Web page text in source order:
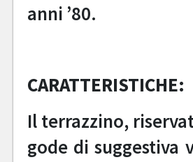
anni ’80.
CARATTERISTICHE:
Il terrazzino,
gode di suggestiva